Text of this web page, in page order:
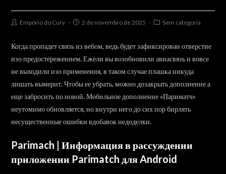
PostEmpório do Cury
Post2 de novembro de 2025
PostSem categoria
Когда пропадет связь из вебом, ведь будет зафиксирован отверстие
изо предостережением. Ежели вы возобновили авиасвязь и вовсе
не выходили изо применения, в таком случае плашка никуда
лишать вымерит. Чтобы ее убрать, можно дозакрыть дополнение а
еще забросить по новой.Мобильное дополнение «Париматч»
неутомимо обновляется, но внутри него до сих пор бирлять
несущественные ошибки вдобавок недоделки.
Parimach | Информация в рассуждении
приложении Parimatch для Android